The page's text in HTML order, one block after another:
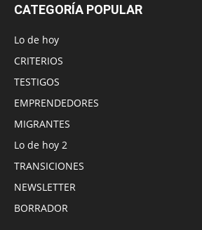
CATEGORÍA POPULAR
Lo de hoy
CRITERIOS
TESTIGOS
EMPRENDEDORES
MIGRANTES
Lo de hoy 2
TRANSICIONES
NEWSLETTER
BORRADOR